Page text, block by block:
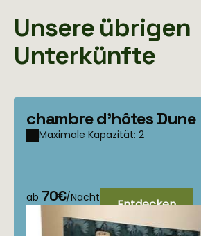
Unsere übrigen
Unterkünfte
chambre d'hôtes Dune
Maximale Kapazität: 2
ab 70€/Nacht Entdecken